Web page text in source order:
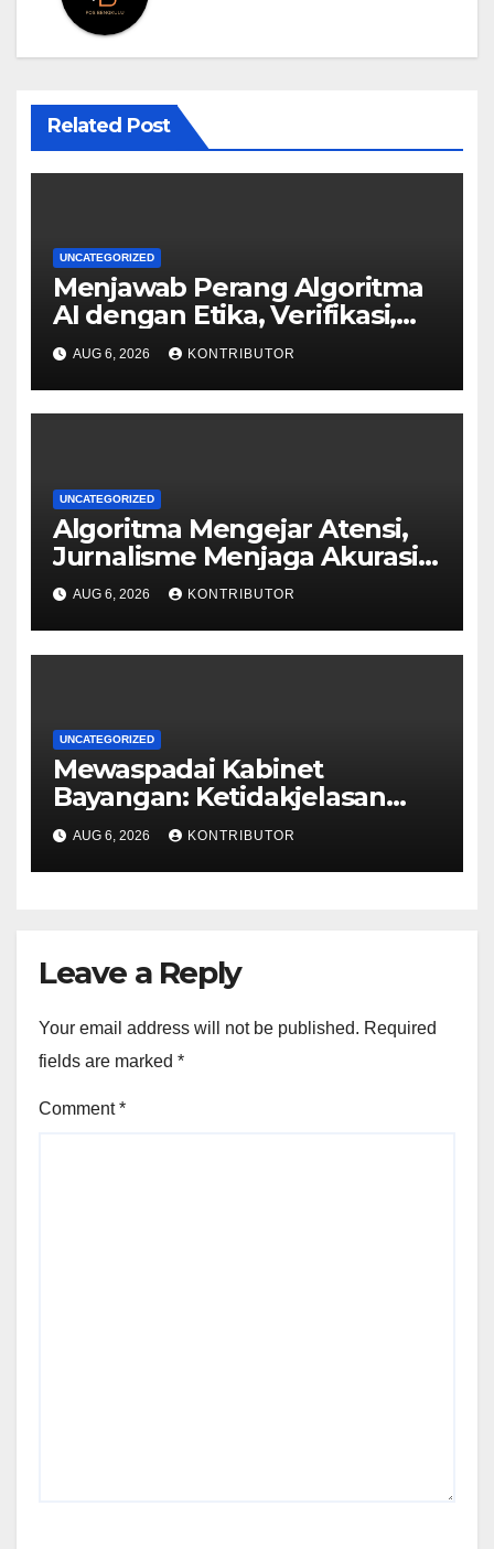
Related Post
UNCATEGORIZED
Menjawab Perang Algoritma
AI dengan Etika, Verifikasi,
dan Media Tepercaya
AUG 6, 2026 KONTRIBUTOR
UNCATEGORIZED
Algoritma Mengejar Atensi,
Jurnalisme Menjaga Akurasi
dan Akal Sehat Publik
AUG 6, 2026 KONTRIBUTOR
UNCATEGORIZED
Mewaspadai Kabinet
Bayangan: Ketidakjelasan
Legitimasi Moral dan
Representasi
AUG 6, 2026 KONTRIBUTOR
Leave a Reply
Your email address will not be published. Required
fields are marked *
Comment*